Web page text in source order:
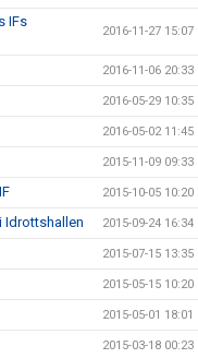
IFs
2016-11-27 15:07
2016-11-06 20:33
2016-05-29 10:35
2016-05-02 11:45
2015-11-09 09:33
2015-10-05 10:20
Idrottshallen 2015-09-24 16:34
2015-07-15 13:35
2015-05-15 10:20
2015-05-01 18:01
2015-03-18 00:23